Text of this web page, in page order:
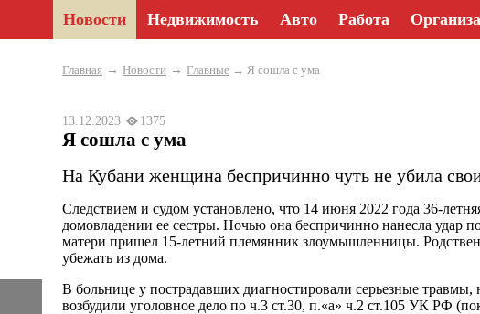
Новости Недвижимость Авто Работа
Главная → Новости → Главные → Я сошла с ума
13.12.2023 1375
Я сошла с ума
На Кубани женщина беспричинно чуть не убила
Следствием и судом установлено, что 14 июня 2022 года 36-
домовладении ее сестры. Ночью она беспричинно нанесла удар
матери пришел 15-летний племянник злоумышленницы.
убежать из дома.
В больнице у пострадавших диагностировали серьезные
возбудили уголовное дело по ч.3 ст.30, п.«а» ч.2 ст.105 УК РФ